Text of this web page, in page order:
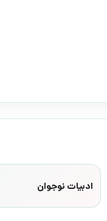
ادبیات نوجوان